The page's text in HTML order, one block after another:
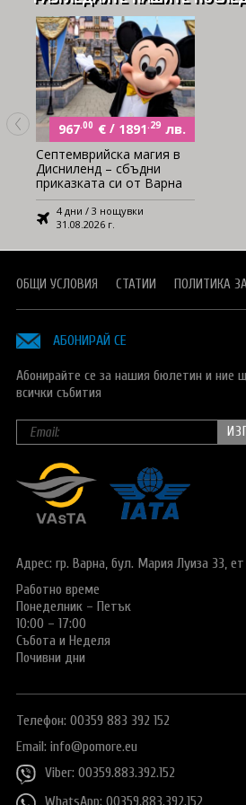
967.00 €/ 1891.29 лв.
Септемврийска магия в
Дисниленд – сбъдни
приказката си от Варна
4 дни / 3 нощувки
31.08.2026 г.
ОБЩИ УСЛОВИЯ СТАТИИ ПОЛИТИКА
АБОНИРАЙ СЕ
Абонирайте се за нашия бюлетин и ние
всички събития
Адрес: гр. Варна, бул. Мария Луиза 33, ет
Работно време
Понеделник – Петък
10:00 – 17:00
Събота и Неделя
Почивни дни
Телефон: 00359 883 392 152
Email: info@pomore.eu
Viber: 00359.883.392.152
WhatsApp: 00359.883.392.152